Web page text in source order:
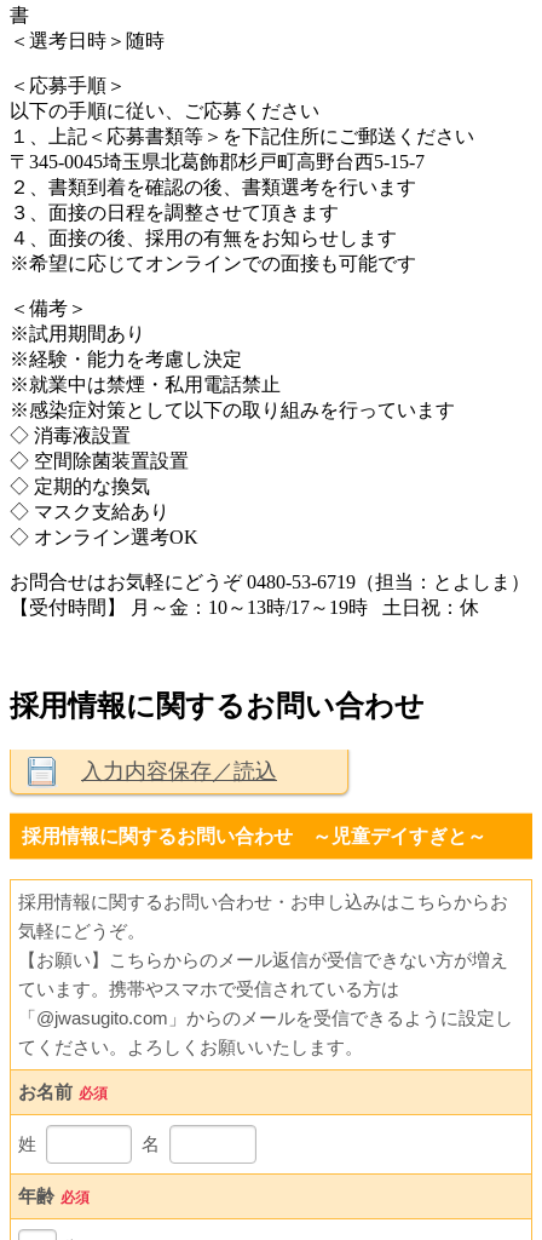
書
＜選考日時＞随時
＜応募手順＞
以下の手順に従い、ご応募ください
１、上記＜応募書類等＞を下記住所にご郵送ください
〒345-0045埼玉県北葛飾郡杉戸町高野台西5-15-7
２、書類到着を確認の後、書類選考を行います
３、面接の日程を調整させて頂きます
４、面接の後、採用の有無をお知らせします
※希望に応じてオンラインでの面接も可能です
＜備考＞
※試用期間あり
※経験・能力を考慮し決定
※就業中は禁煙・私用電話禁止
※感染症対策として以下の取り組みを行っています
◇ 消毒液設置
◇ 空間除菌装置設置
◇ 定期的な換気
◇ マスク支給あり
◇ オンライン選考OK
お問合せはお気軽にどうぞ0480-53-6719 （担当：とよしま）
【受付時間】
月～金：10～13時/17～19時 土日祝：休
採用情報に関するお問い合わせ